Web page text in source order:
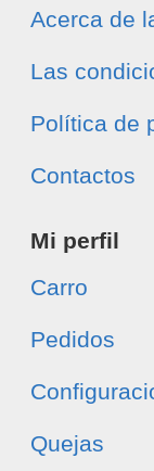
Acerca de
Las
Política de
Contactos
Mi perfil
Carro
Pedidos
Quejas